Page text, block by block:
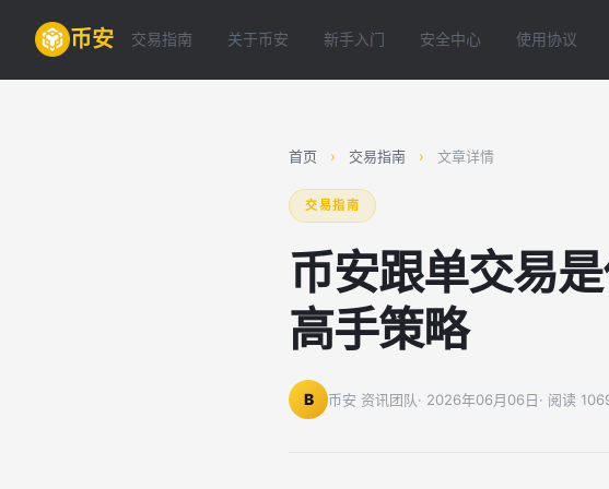
币安 交易指南 关于币安 新手入门 安全中心 使用协议
首页 › 交易指南 › 文章详情
交易指南
币安跟单交易
高手策略
B 币安 资讯团队· 2026年06月06日· 阅读